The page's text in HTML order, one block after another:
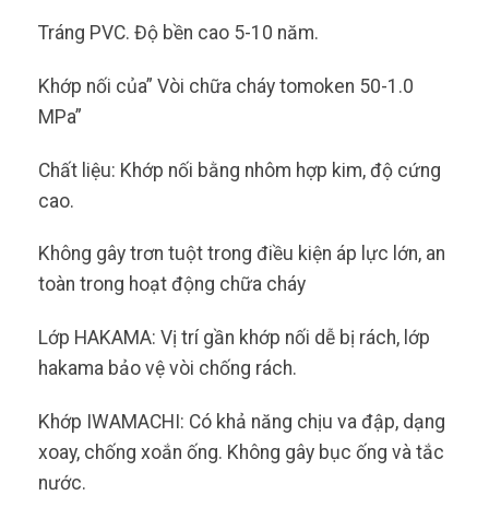
Tráng PVC. Độ bền cao 5-10 năm.
Khớp nối của” Vòi chữa cháy tomoken 50-1.0
MPa”
Chất liệu: Khớp nối bằng nhôm hợp kim, độ cứng
cao.
Không gây trơn tuột trong điều kiện áp lực lớn, an
toàn trong hoạt động chữa cháy
Lớp HAKAMA: Vị trí gần khớp nối dễ bị rách, lớp
hakama bảo vệ vòi chống rách.
Khớp IWAMACHI: Có khả năng chịu va đập, dạng
xoay, chống xoắn ống. Không gây bục ống và tắc
nước.